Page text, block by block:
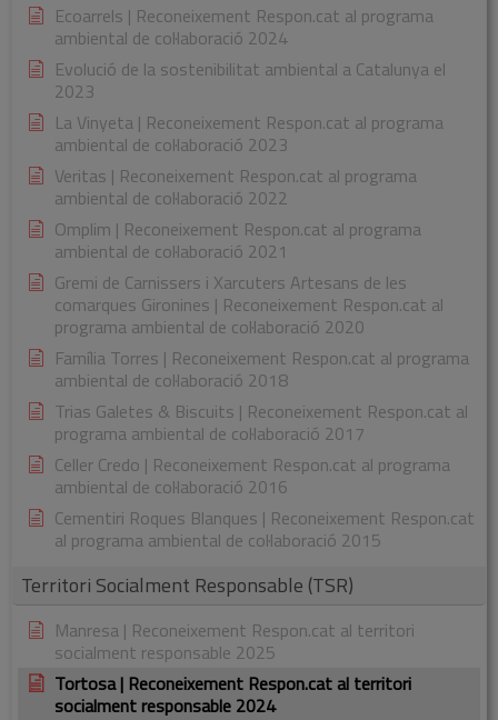
Ecoarrels | Reconeixement Respon.cat al programa
ambiental de col·laboració 2024
Evolució de la sostenibilitat ambiental a Catalunya el
2023
La Vinyeta | Reconeixement Respon.cat al programa
ambiental de col·laboració 2023
Veritas | Reconeixement Respon.cat al programa
ambiental de col·laboració 2022
Omplim | Reconeixement Respon.cat al programa
ambiental de col·laboració 2021
Gremi de Carnissers i Xarcuters Artesans de les
comarques Gironines | Reconeixement Respon.cat al
programa ambiental de col·laboració 2020
Família Torres | Reconeixement Respon.cat al programa
ambiental de col·laboració 2018
Trias Galetes & Biscuits | Reconeixement Respon.cat al
programa ambiental de col·laboració 2017
Celler Credo | Reconeixement Respon.cat al programa
ambiental de col·laboració 2016
Cementiri Roques Blanques | Reconeixement Respon.cat
al programa ambiental de col·laboració 2015
Territori Socialment Responsable (TSR)
Manresa | Reconeixement Respon.cat al territori
socialment responsable 2025
Tortosa | Reconeixement Respon.cat al territori
socialment responsable 2024